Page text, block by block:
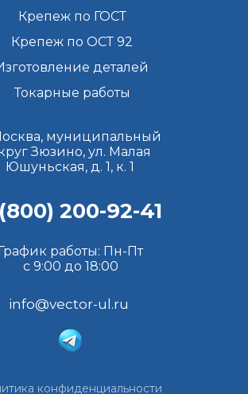
info@vector-ul.ru
График работы: Пн-Пт
с 9:00 до 18:00
муниципальный
Зюзино, ул. Малая
Юшуньская, д. 1, к. 1
Крепеж по ГОСТ
Крепеж по ОСТ 92
деталей
Токарные работы
конфиденциальности
200-92-41